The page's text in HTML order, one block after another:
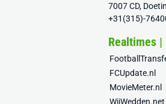
7007 CD,
+31(315)-
Realtimes
FCUpdate.nl
MovieMeter.nl
WijWedden.net